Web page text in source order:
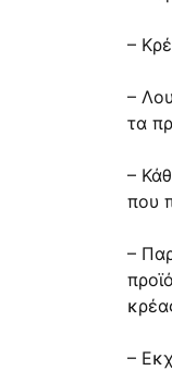
–
–
τα
–
που
–
–